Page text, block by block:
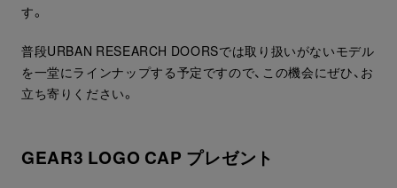
す。
普段URBAN RESEARCH DOORSでは取り扱いがないモデル
を一堂にラインナップする予定ですので、この機会にぜひ、お
立ち寄りください。
GEAR3 LOGO CAP プレゼント